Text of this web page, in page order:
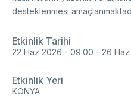
Üretken Yapay Zekâ Rehberi
DESTEKLER
Ulusal Programlar
Ulusal Programlar
Bilim & Toplum
desteklenmesi
Etkinlik Tarihi
22 Haz 2026 - 09:00 - 26
Etkinlik Yeri
KONYA